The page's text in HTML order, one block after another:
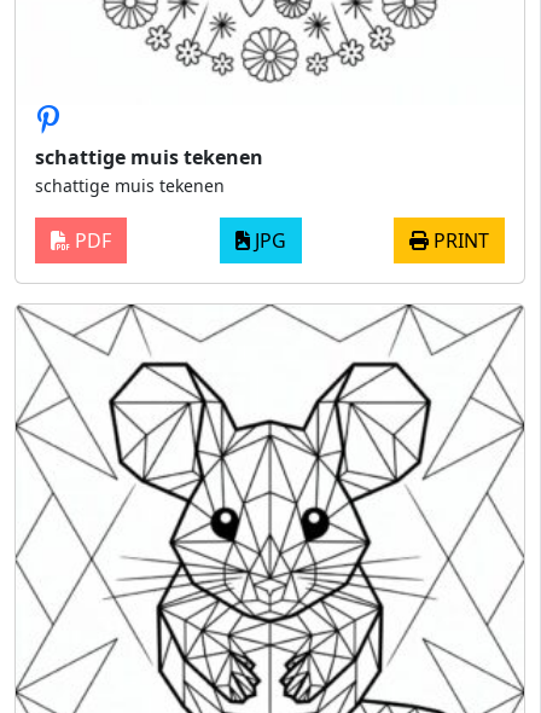
schattige muis tekenen
schattige muis tekenen
PDF JPG PRINT